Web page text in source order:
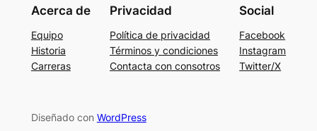
Acerca de
Equipo
Historia
Carreras
Privacidad
Política de privacidad
Términos y condiciones
Contacta con consotros
Social
Facebook
Instagram
Twitter/X
Diseñado con WordPress